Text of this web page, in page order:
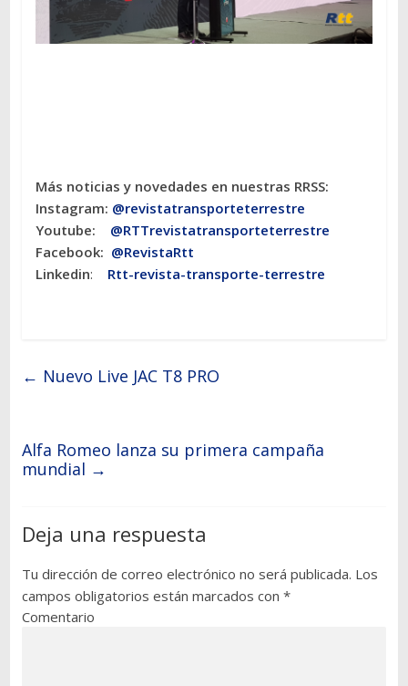
Más noticias y novedades en nuestras RRSS:
Instagram: @revistatransporteterrestre
Youtube: @RTTrevistatransporteterrestre
Facebook: @RevistaRtt
Linkedin: Rtt-revista-transporte-terrestre
← Nuevo Live JAC T8 PRO
Alfa Romeo lanza su primera campaña
mundial →
Deja una respuesta
Tu dirección de correo electrónico no será publicada. Los
campos obligatorios están marcados con *
Comentario